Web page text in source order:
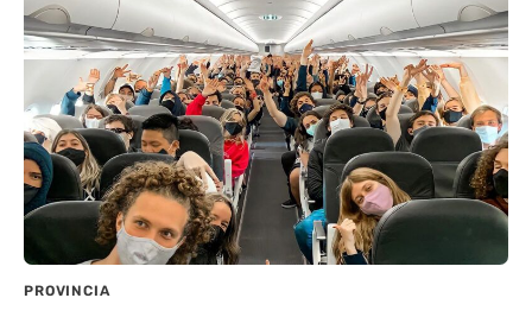
PROVINCIA